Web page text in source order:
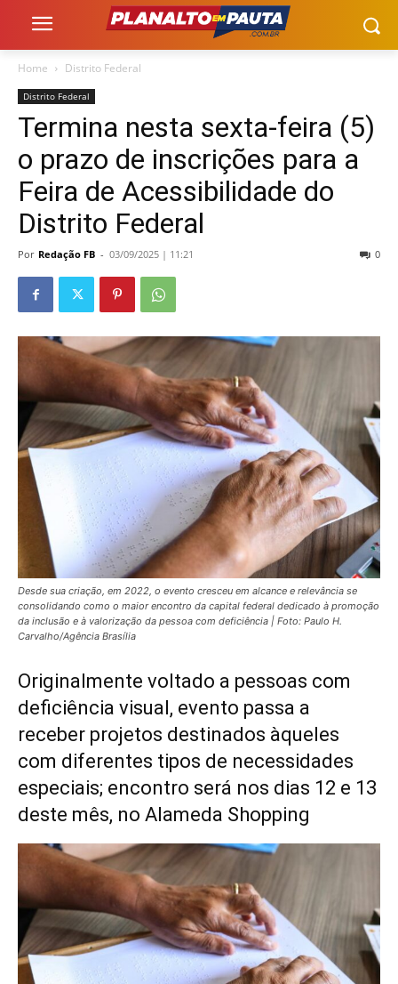
Home Distrito Federal
Distrito Federal
Termina nesta sexta-feira (5)
o prazo de inscrições para a
Feira de Acessibilidade do
Distrito Federal
Por Redação FB - 03/09/2025 | 11:21 0
Desde sua criação, em 2022, o evento cresceu em alcance e relevância se
consolidando como o maior encontro da capital federal dedicado à promoção
da inclusão e à valorização da pessoa com deficiência | Foto: Paulo H.
Carvalho/Agência Brasília
Originalmente voltado a pessoas com
deficiência visual, evento passa a
receber projetos destinados àqueles
com diferentes tipos de necessidades
especiais; encontro será nos dias 12 e 13
deste mês, no Alameda Shopping